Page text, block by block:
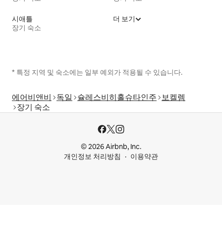
시애틀
장기 숙소
더 보기
* 특정 지역 및 숙소에는 일부 예외가 적용될 수 있습니다.
에어비앤비 독일 슐레스비히홀슈타인주 보켈렘
장기 숙소
© 2026 Airbnb, Inc.
개인정보 처리방침
이용약관